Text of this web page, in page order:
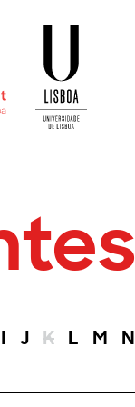
I J K L M N